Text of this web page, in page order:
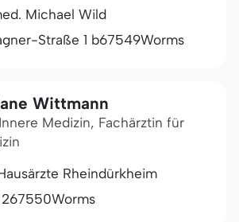
Michael Wild
Straße 1 b67549Worms
Wittmann
Medizin, Fachärztin für
Rheindürkheim
67550Worms